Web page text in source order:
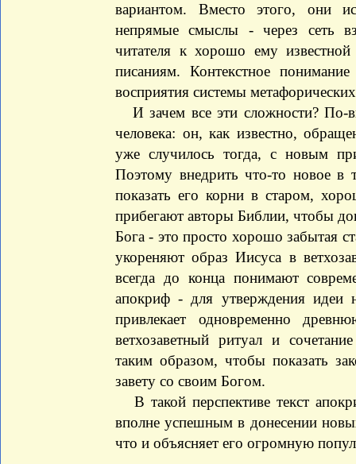
вариантом. Вместо этого, они
непрямые смыслы - через сеть
читателя к хорошо ему
писаниям. Контекстное
восприятия системы
И зачем все эти сложности? По-
человека: он, как известно,
уже случилось тогда, с новым
Поэтому внедрить что-то новое
показать его корни в старом,
прибегают авторы Библии, чтобы
Бога - это просто хорошо забытая
укореняют образ Иисуса в
всегда до конца понимают
апокриф - для утверждения идеи
привлекает одновременно
ветхозаветный ритуал и
таким образом, чтобы показать
завету со своим Богом.
В такой перспективе текст
вполне успешным в донесении
что и объясняет его огромную